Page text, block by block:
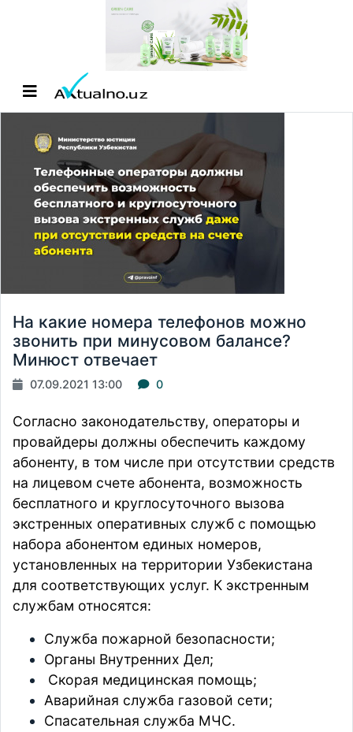
На какие номера телефонов можно
звонить при минусовом балансе?
Минюст отвечает
07.09.2021 13:00 0
Согласно законодательству, операторы и
провайдеры должны обеспечить каждому
абоненту, в том числе при отсутствии средств
на лицевом счете абонента, возможность
бесплатного и круглосуточного вызова
экстренных оперативных служб с помощью
набора абонентом единых номеров,
установленных на территории Узбекистана
для соответствующих услуг. К экстренным
службам относятся:
Служба пожарной безопасности;
Органы Внутренних Дел;
Скорая медицинская помощь;
Аварийная служба газовой сети;
Спасательная служба МЧС.